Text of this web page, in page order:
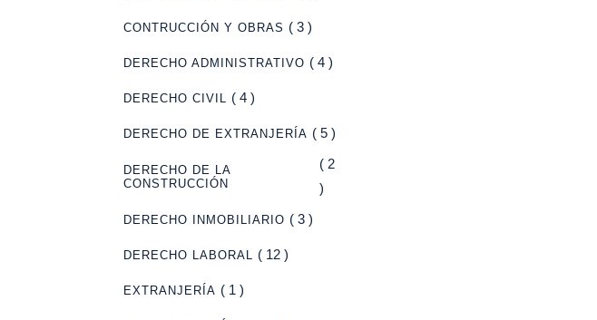
CONTRUCCIÓN Y OBRAS ( 3 )
DERECHO ADMINISTRATIVO ( 4 )
DERECHO CIVIL ( 4 )
DERECHO DE EXTRANJERÍA ( 5 )
DERECHO DE LA
CONSTRUCCIÓN
( 2
)
DERECHO INMOBILIARIO ( 3 )
DERECHO LABORAL ( 12 )
EXTRANJERÍA ( 1 )